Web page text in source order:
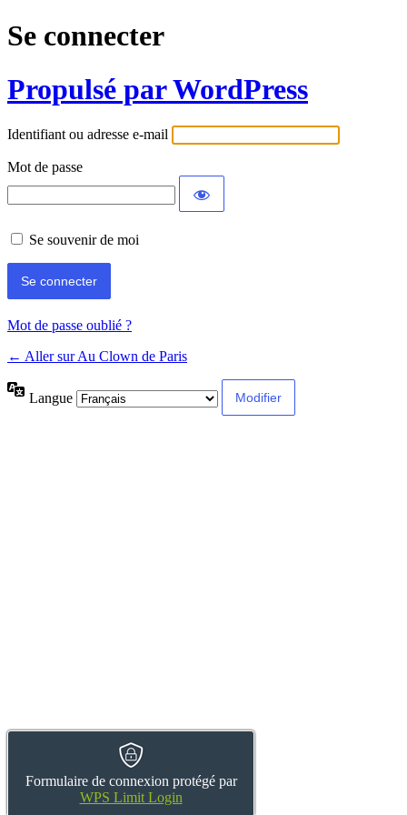
Se connecter
Propulsé par WordPress
Identifiant ou adresse e-mail
Mot de passe
Formulaire de connexion protégé par
WPS Limit Login
Se souvenir de moi
Mot de passe oublié ?
← Aller sur Au Clown de Paris
Langue